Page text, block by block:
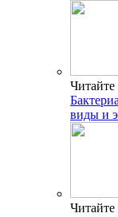
Читайте
виды и
Читайте